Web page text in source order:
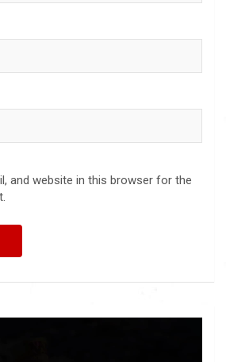
and website in this browser for the